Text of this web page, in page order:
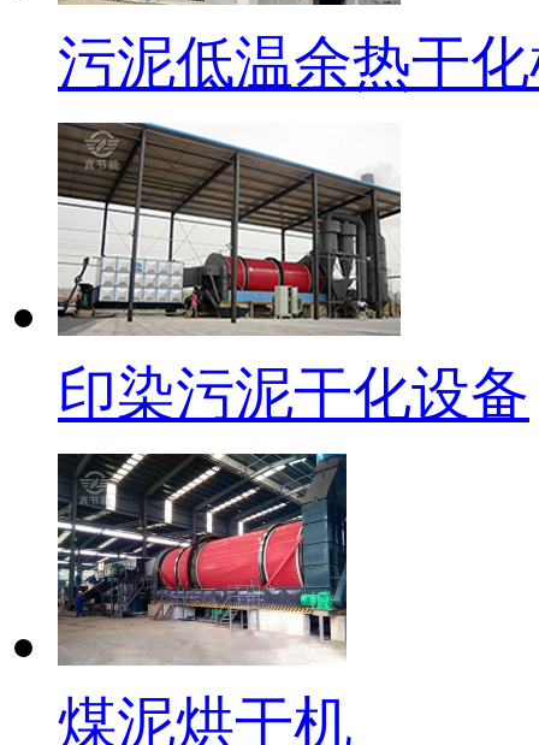
污泥低温余热干
印染污泥干化设备
煤泥烘干机